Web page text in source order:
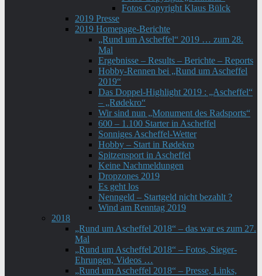
Fotos Copyright Klaus Bülck
2019 Presse
2019 Homepage-Berichte
„Rund um Ascheffel“ 2019 … zum 28.
Mal
Ergebnisse – Results – Berichte – Reports
Hobby-Rennen bei „Rund um Ascheffel
2019“
Das Doppel-Highlight 2019 : „Ascheffel“
– „Rødekro“
Wir sind nun „Monument des Radsports“
600 – 1.100 Starter in Ascheffel
Sonniges Ascheffel-Wetter
Hobby – Start in Rødekro
Spitzensport in Ascheffel
Keine Nachmeldungen
Dropzones 2019
Es geht los
Nenngeld – Startgeld nicht bezahlt ?
Wind am Renntag 2019
2018
„Rund um Ascheffel 2018“ – das war es zum 27.
Mal
„Rund um Ascheffel 2018“ – Fotos, Sieger-
Ehrungen, Videos …
„Rund um Ascheffel 2018“ – Presse, Links,